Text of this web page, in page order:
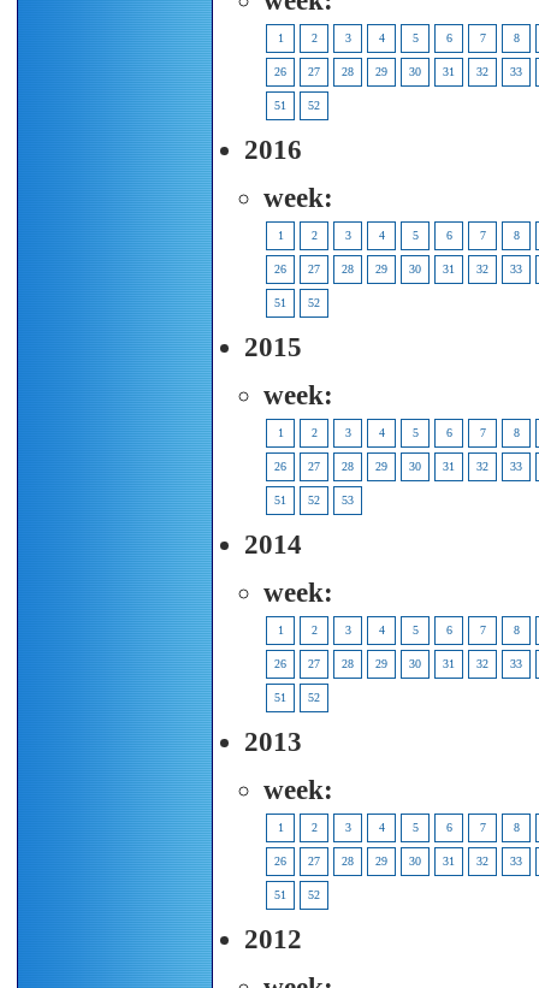
1 2 3 4 5 6 7 8
26 27 28 29 30 31 32 33
51 52
2016
week:
1 2 3 4 5 6 7 8
26 27 28 29 30 31 32 33
51 52
2015
week:
1 2 3 4 5 6 7 8
26 27 28 29 30 31 32 33
51 52 53
2014
week:
1 2 3 4 5 6 7 8
26 27 28 29 30 31 32 33
51 52
2013
week:
1 2 3 4 5 6 7 8
26 27 28 29 30 31 32 33
51 52
2012